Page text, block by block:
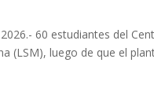
60 estudiantes del
(LSM), luego de que el